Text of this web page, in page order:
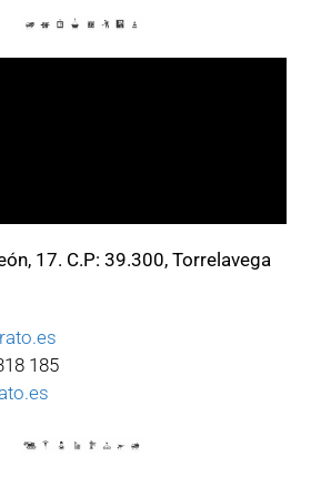
17. C.P: 39.300, Torrelavega
185